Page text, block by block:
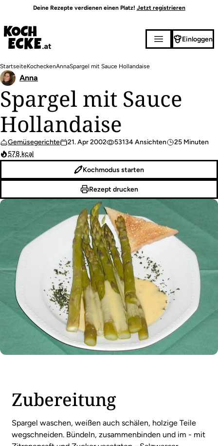
Inhalt
Deine Rezepte verdienen einen Platz! Jetzt registrieren
Einloggen
Pfadnavigation
StartseiteKocheckenAnnaSpargel mit Sauce Hollandaise
Spargel mit Sauce
Hollandaise
Gemüsegerichte 21. Apr 2002 53134 Ansichten
25 Minuten
578 kcal
Anna
Kochmodus starten
Rezept drucken
Zubereitung
Spargel waschen, weißen auch schälen, holzige Teile
wegschneiden. Bündeln, zusammenbinden und im - mit